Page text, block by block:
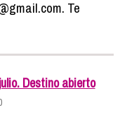
Te
Destino abierto